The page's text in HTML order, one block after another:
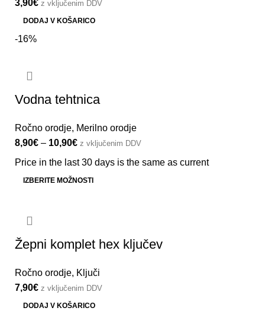
3,90€ z vključenim DDV
DODAJ V KOŠARICO
-16%
Vodna tehtnica
Ročno orodje, Merilno orodje
8,90€ – 10,90€ z vključenim DDV
Price in the last 30 days is the same as current
IZBERITE MOŽNOSTI
Žepni komplet hex ključev
Ročno orodje, Ključi
7,90€ z vključenim DDV
DODAJ V KOŠARICO